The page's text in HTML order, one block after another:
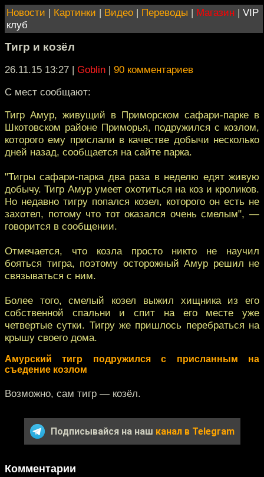
Новости | Картинки | Видео | Переводы | Магазин | VIP
клуб
Тигр и козёл
26.11.15 13:27 | Goblin | 90 комментариев
С мест сообщают:
Тигр Амур, живущий в Приморском сафари-парке в
Шкотовском районе Приморья, подружился с козлом,
которого ему прислали в качестве добычи несколько
дней назад, сообщается на сайте парка.
"Тигры сафари-парка два раза в неделю едят живую
добычу. Тигр Амур умеет охотиться на коз и кроликов.
Но недавно тигру попался козел, которого он есть не
захотел, потому что тот оказался очень смелым", —
говорится в сообщении.
Отмечается, что козла просто никто не научил
бояться тигра, поэтому осторожный Амур решил не
связываться с ним.
Более того, смелый козел выжил хищника из его
собственной спальни и спит на его месте уже
четвертые сутки. Тигру же пришлось перебраться на
крышу своего дома.
Амурский тигр подружился с присланным на
съедение козлом
Возможно, сам тигр — козёл.
Подписывайся на наш канал в Telegram
Комментарии